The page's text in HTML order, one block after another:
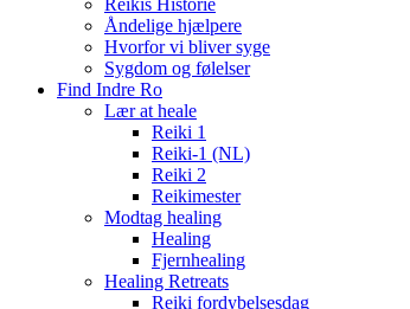
Reikis Historie
Åndelige hjælpere
Hvorfor vi bliver syge
Sygdom og følelser
Find Indre Ro
Lær at heale
Reiki 1
Reiki-1 (NL)
Reiki 2
Reikimester
Modtag healing
Healing
Fjernhealing
Healing Retreats
Reiki fordybelsesdag